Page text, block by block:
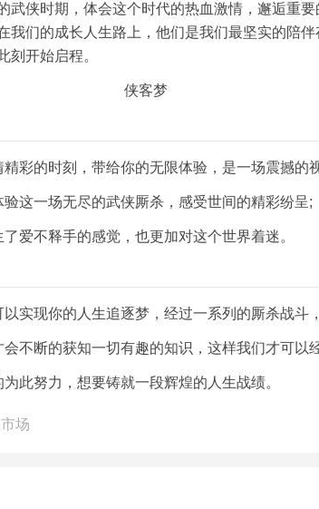
武侠时期，体会这个时代的热血激情，邂逅重
我们的成长人生路上，他们是我们最坚实的陪
刻开始启程。
彩的时刻，带给你的无限体验，是一场震撼的
这一场无尽的武侠厮杀，感受世间的精彩纷呈;
爱不释手的感觉，也更加对这个世界着迷。
实现你的人生追逐梦，经过一系列的厮杀战斗
不断的获知一切有趣的知识，这样我们才可以
此努力，想要铸就一段辉煌的人生战绩。
场